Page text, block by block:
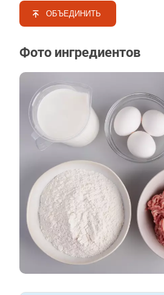
ОБЪЕДИНИТЬ
Фото ингредиентов